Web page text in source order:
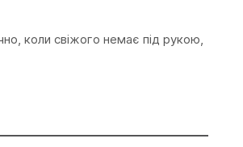
коли свіжого немає під рукою,